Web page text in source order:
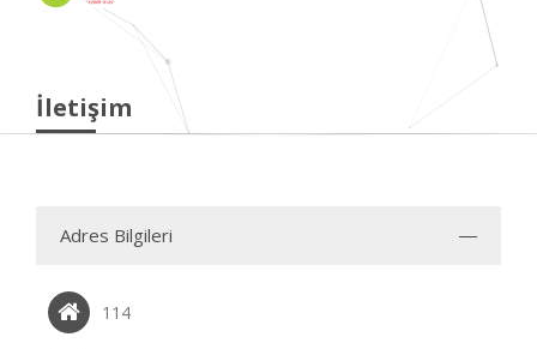
İletişim
Adres Bilgileri
114